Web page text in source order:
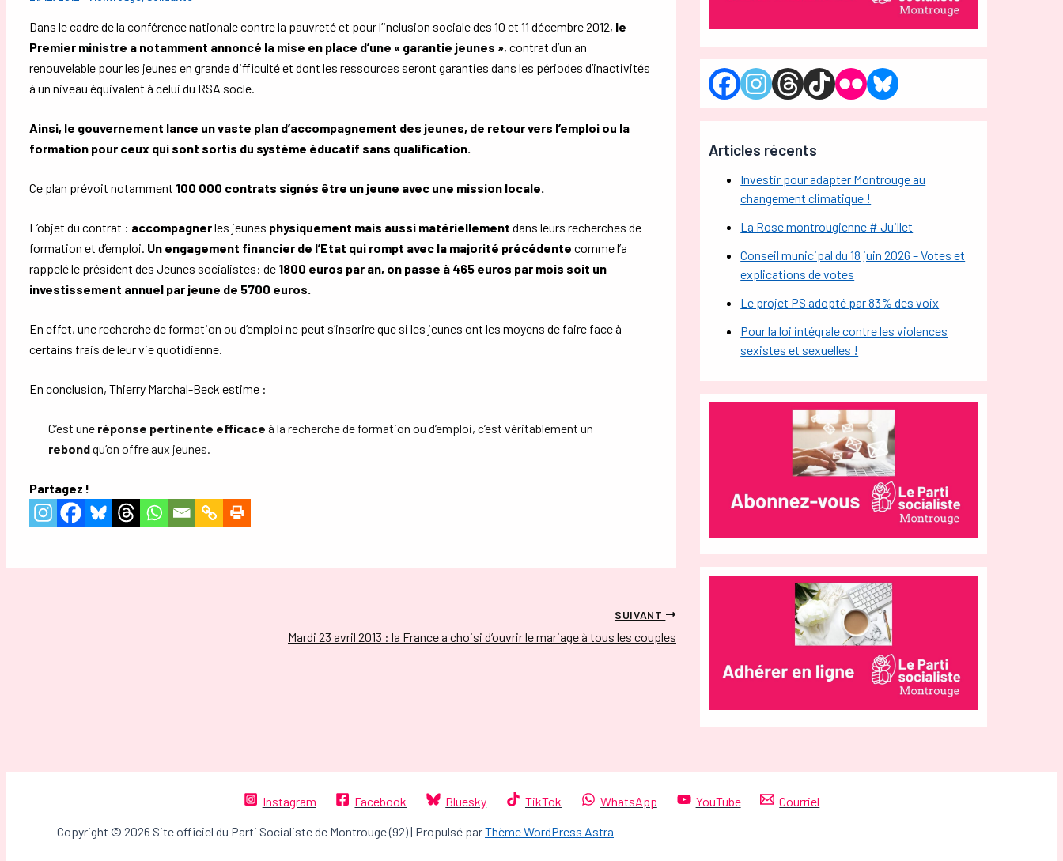
Dans le cadre de la conférence nationale contre la pauvreté et pour l’inclusion sociale des 10 et 11 décembre 2012, le
Premier ministre a notamment annoncé la mise en place d’une « garantie jeunes », contrat d’un an
renouvelable pour les jeunes en grande difficulté et dont les ressources seront garanties dans les périodes d’inactivités
à un niveau équivalent à celui du RSA socle.
Ainsi, le gouvernement lance un vaste plan d’accompagnement des jeunes, de retour vers l’emploi ou la
formation pour ceux qui sont sortis du système éducatif sans qualification.
Ce plan prévoit notamment 100 000 contrats signés être un jeune avec une mission locale.
L’objet du contrat : accompagnerles jeunes physiquement mais aussi matériellement dans leurs recherches de
formation et d’emploi. Un engagement financier de l’Etat qui rompt avec la majorité précédente comme l’a
rappelé le président des Jeunes socialistes: de 1800 euros par an, on passe à 465 euros par mois soit un
investissement annuel par jeune de 5700 euros.
En effet, une recherche de formation ou d’emploi ne peut s’inscrire que si les jeunes ont les moyens de faire face à
certains frais de leur vie quotidienne.
En conclusion, Thierry Marchal-Beck estime :
C’est uneréponse pertinente efficace à la recherche de formation ou d’emploi, c’est véritablement un
rebondqu’on offre aux jeunes.
Partagez !
SUIVANT
Mardi 23 avril 2013 : la France a choisi d’ouvrir le mariage à tous les couples
Articles récents
Investir pour adapter Montrouge au
changement climatique !
La Rose montrougienne # Juillet
Conseil municipal du 18 juin 2026 – Votes et
explications de votes
Le projet PS adopté par 83% des voix
Pour la loi intégrale contre les violences
sexistes et sexuelles !
Instagram Facebook Bluesky TikTok WhatsApp YouTube Courriel
Copyright © 2026 Site officiel du Parti Socialiste de Montrouge (92) | Propulsé parThème WordPress Astra